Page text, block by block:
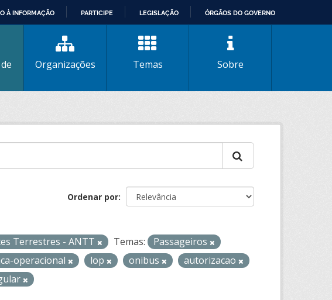
À INFORMAÇÃO PARTICIPE LEGISLAÇÃO ÓRGÃOS DO GOVERNO
Organizações Temas Sobre
Ordenar por
Terrestres - ANTT Temas:
Passageiros
operacional lop onibus
autorizacao